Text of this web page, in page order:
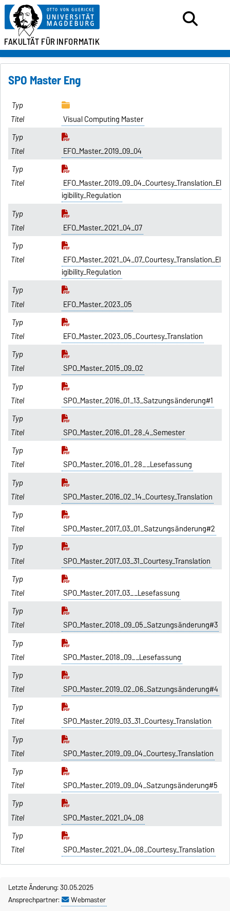
FAKULTÄT FÜRINFORMATIK
SPO Master Eng
Visual Computing Master
EFO_Master_2019_09_04
EFO_Master_2019_09_04_Courtesy_Translation_El
igibility_Regulation
EFO_Master_2021_04_07
EFO_Master_2021_04_07_Courtesy_Translation_El
igibility_Regulation
EFO_Master_2023_05
EFO_Master_2023_05_Courtesy_Translation
SPO_Master_2015_09_02
SPO_Master_2016_01_13_Satzungsänderung#1
SPO_Master_2016_01_28_4_Semester
SPO_Master_2016_01_28__Lesefassung
SPO_Master_2016_02_14_Courtesy_Translation
SPO_Master_2017_03_01_Satzungsänderung#2
SPO_Master_2017_03_31_Courtesy_Translation
SPO_Master_2017_03__Lesefassung
SPO_Master_2018_09_05_Satzungsänderung#3
SPO_Master_2018_09__Lesefassung
SPO_Master_2019_02_06_Satzungsänderung#4
SPO_Master_2019_03_31_Courtesy_Translation
SPO_Master_2019_09_04_Courtesy_Translation
SPO_Master_2019_09_04_Satzungsänderung#5
SPO_Master_2021_04_08
SPO_Master_2021_04_08_Courtesy_Translation
Letzte Änderung: 30.05.2025
Ansprechpartner:
Webmaster